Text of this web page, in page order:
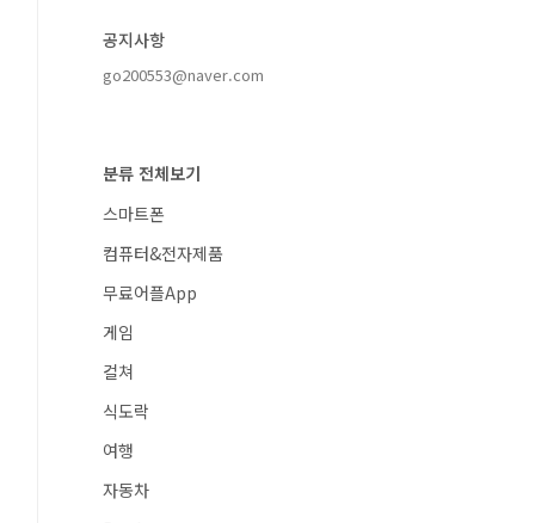
공지사항
go200553@naver.com
분류 전체보기
스마트폰
컴퓨터&전자제품
무료어플App
게임
컬쳐
식도락
여행
자동차